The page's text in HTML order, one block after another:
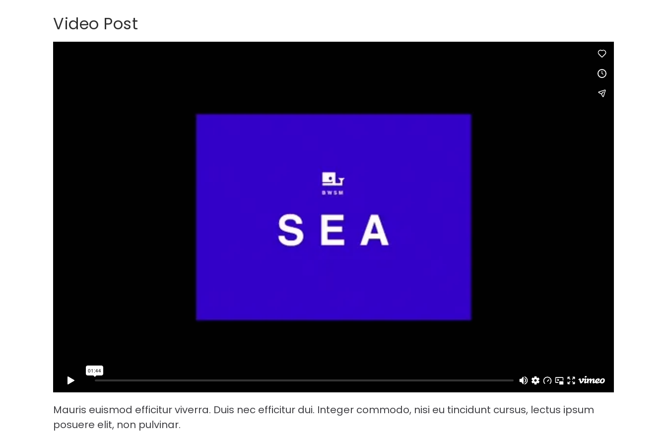
Video Post
Mauris euismod efficitur viverra. Duis nec efficitur dui. Integer commodo, nisi eu tincidunt cursus, lectus ipsum
posuere elit, non pulvinar.